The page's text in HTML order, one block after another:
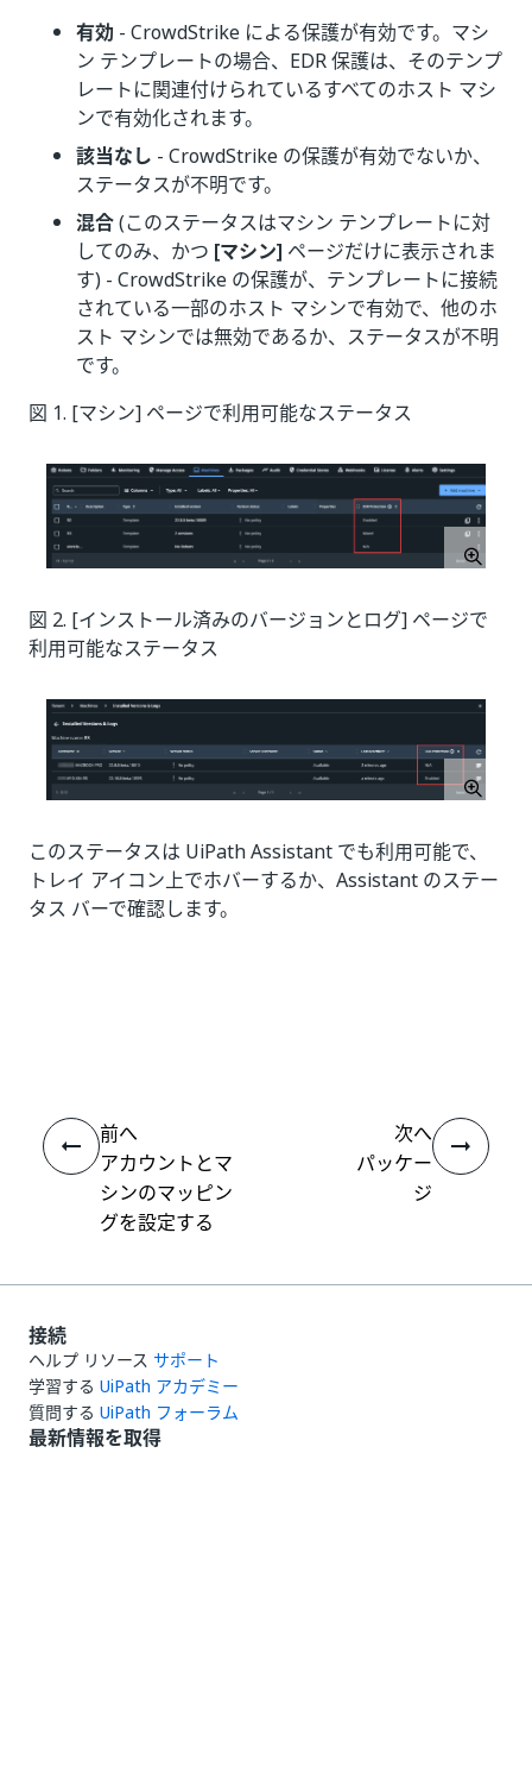
有効 - CrowdStrike による保護が有効です。マシ
ン テンプレートの場合、EDR 保護は、そのテンプ
レートに関連付けられているすべてのホスト マシ
ンで有効化されます。
該当なし - CrowdStrike の保護が有効でないか、
ステータスが不明です。
混合(このステータスはマシン テンプレートに対
してのみ、かつ [マシン] ページだけに表示されま
す) - CrowdStrike の保護が、テンプレートに接続
されている一部のホスト マシンで有効で、他のホ
スト マシンでは無効であるか、ステータスが不明
です。
図 1. [マシン] ページで利用可能なステータス
図 2. [インストール済みのバージョンとログ] ページで
利用可能なステータス
このステータスは UiPath Assistant でも利用可能で、
トレイ アイコン上でホバーするか、Assistant のステー
タス バーで確認します。
前へ
アカウントとマ
シンのマッピン
グを設定する
次へ
パッケー
ジ
接続
ヘルプ リソース サポート
学習する UiPath アカデミー
質問する UiPath フォーラム
最新情報を取得